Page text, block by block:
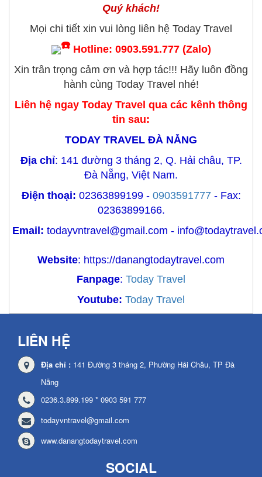
Quý khách!
Mọi chi tiết xin vui lòng liên hệ Today Travel
Hotline: 0903.591.777 (Zalo)
Xin trân trọng cảm ơn và hợp tác!!! Hãy luôn đồng
hành cùng Today Travel nhé!
Liên hệ ngay Today Travel qua các kênh thông
tin sau:
TODAY TRAVEL ĐÀ NẴNG
Địa chỉ: 141 đường 3 tháng 2, Q. Hải châu, TP.
Đà Nẵng, Việt Nam.
Điện thoại: 02363899199 - 0903591777 - Fax:
02363899166.
Email: todayvntravel@gmail.com -
Website: https://danangtodaytravel.com
Fanpage: Today Travel
Youtube: Today Travel
LIÊN HỆ
Địa chỉ : 141 Đường 3 tháng 2, Phường Hải Châu, TP Đà
Nẵng
0236.3.899.199 * 0903 591 777
todayvntravel@gmail.com
www.danangtodaytravel.com
SOCIAL